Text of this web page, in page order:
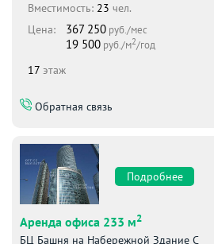
Вместимоcть: 23 чел.
Цена:
367 250 руб./мес
19 500 руб./м2/год
17 этаж
Обратная связь
Подробнее
Аренда офиса 233 м2
БЦ Башня на Набережной Здание С